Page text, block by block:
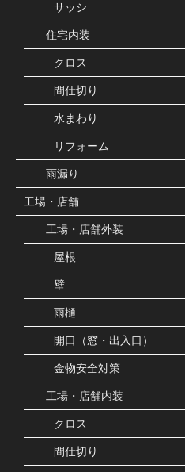
サッシ
住宅内装
クロス
間仕切り
水まわり
リフォーム
雨漏り
工場・店舗
工場・店舗外装
屋根
壁
雨樋
開口（窓・出入口）
金物安全対策
工場・店舗内装
クロス
間仕切り